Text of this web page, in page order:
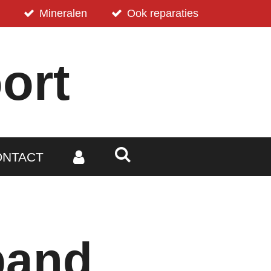
Mineralen Ook reparaties